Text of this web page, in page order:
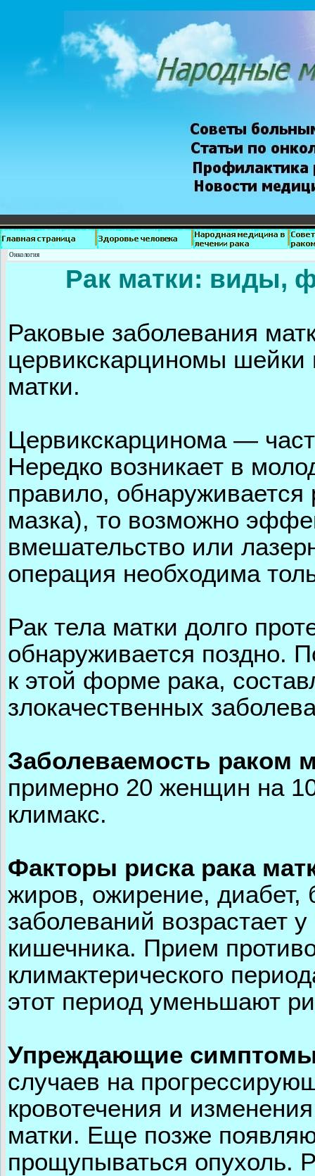
Онкология
Рак матки: виды,
Раковые заболевания
цервикскарциномы шейки
матки.
Цервикскарцинома —
Нередко возникает в
правило,
мазка), то возможно
вмешательство или
операция необходима
Рак тела матки долго
обнаруживается поздно.
к этой форме рака,
злокачественных
Заболеваемость раком
примерно 20 женщин на
климакс.
Факторы риска рака
жиров, ожирение, диабет,
заболеваний возрастает
кишечника. Прием
климактерического
этот период уменьшают
Упреждающие симптомы
случаев на
кровотечения и
матки. Еще позже
прощупываться опухоль.